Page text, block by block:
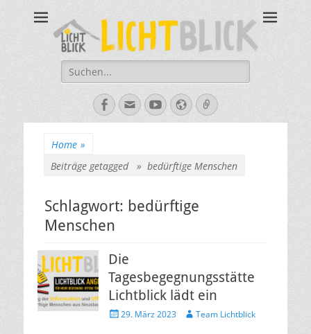
Lichtblick
67434 Neustadt an der Weinstraße – Amalienstraße 3 – Tel:
06321-355340
Suche
nach:
Facebook
E-
Mail
YouTube
WebsiteVerknüpfung
Home »
Beiträge getagged » bedürftige Menschen
Schlagwort: bedürftige
Menschen
Die
Tagesbegegnungsstätte
Lichtblick lädt ein
Veröffentlicht
29. März 2023 AutorTeam Lichtblick